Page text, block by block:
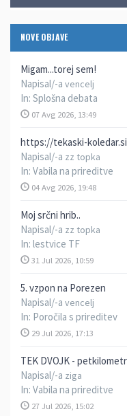
NOVE OBJAVE
Migam...torej sem!
Napisal/-a vencelj
In: Splošna debata
07 Avg 2026, 13:49
https://tekaski-
Napisal/-a zz topka
In: Vabila na prireditve
04 Avg 2026, 19:48
Moj srčni hrib..
Napisal/-a zz topka
In: lestvice TF
31 Jul 2026, 10:59
5. vzpon na Porezen
Napisal/-a vencelj
In: Poročila s prireditev
29 Jul 2026, 17:13
TEK DVOJK -
Napisal/-a ziga
In: Vabila na prireditve
27 Jul 2026, 15:02